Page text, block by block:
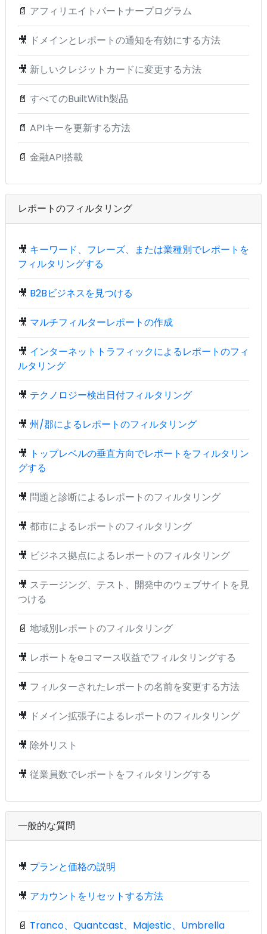
📄 アフィリエイトパートナープログラム
🎥 ドメインとレポートの通知を有効にする方法
🎥 新しいクレジットカードに変更する方法
📄 すべてのBuiltWith製品
📄 APIキーを更新する方法
📄 金融API搭載
レポートのフィルタリング
🎥 キーワード、フレーズ、または業種別でレポートを
フィルタリングする
🎥 B2Bビジネスを見つける
🎥 マルチフィルターレポートの作成
🎥 インターネットトラフィックによるレポートのフィ
ルタリング
🎥 テクノロジー検出日付フィルタリング
🎥 州/郡によるレポートのフィルタリング
🎥 トップレベルの垂直方向でレポートをフィルタリン
グする
🎥 問題と診断によるレポートのフィルタリング
🎥 都市によるレポートのフィルタリング
🎥 ビジネス拠点によるレポートのフィルタリング
🎥 ステージング、テスト、開発中のウェブサイトを見
つける
📄 地域別レポートのフィルタリング
🎥 レポートをeコマース収益でフィルタリングする
🎥 フィルターされたレポートの名前を変更する方法
🎥 ドメイン拡張子によるレポートのフィルタリング
🎥 除外リスト
🎥 従業員数でレポートをフィルタリングする
一般的な質問
🎥 プランと価格の説明
🎥 アカウントをリセットする方法
📄 Tranco、Quantcast、Majestic、Umbrella